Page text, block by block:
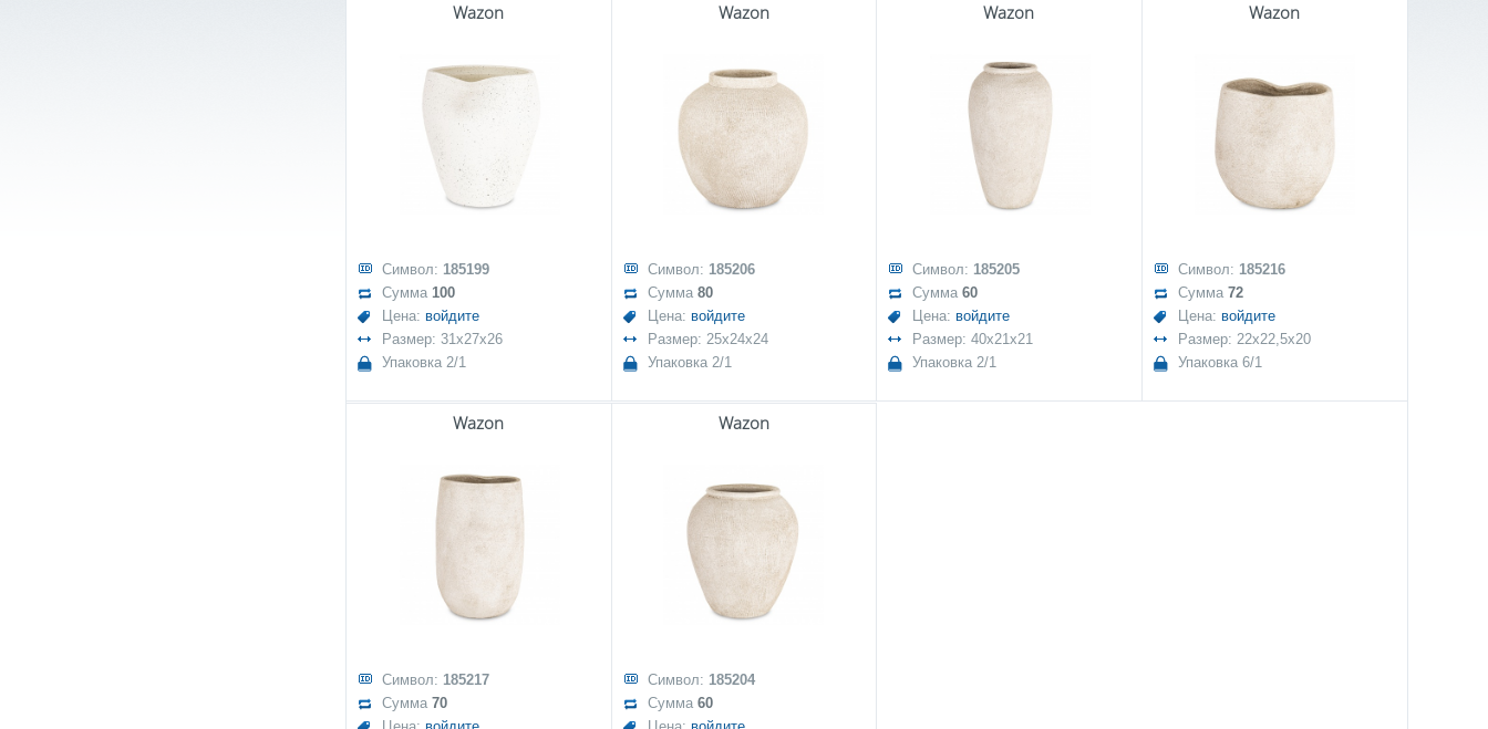
Wazon
Символ: 185199
Сумма 100
Цена: войдите
Размер: 31x27x26
Упаковка 2/1
Wazon
Символ: 185206
Сумма 80
Цена: войдите
Размер: 25x24x24
Упаковка 2/1
Wazon
Символ: 185205
Сумма 60
Цена: войдите
Размер: 40x21x21
Упаковка 2/1
Wazon
Символ: 185216
Сумма 72
Цена: войдите
Размер: 22x22,5x20
Упаковка 6/1
Wazon
Символ: 185217
Сумма 70
Wazon
Символ: 185204
Сумма 60